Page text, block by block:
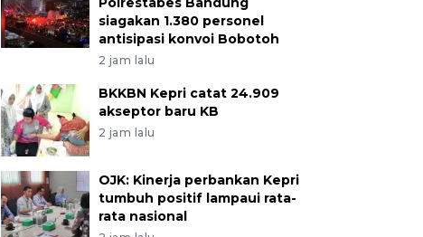
siagakan 1.380 personel
antisipasi konvoi Bobotoh
2 jam lalu
BKKBN Kepri catat 24.909
akseptor baru KB
2 jam lalu
OJK: Kinerja perbankan Kepri
tumbuh positif lampaui rata-
rata nasional